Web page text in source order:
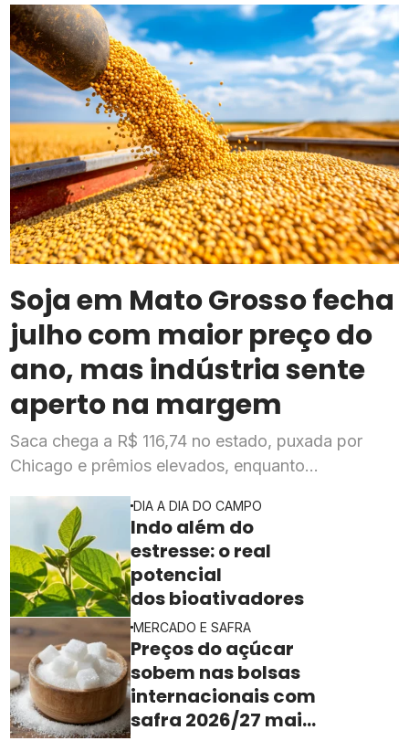
Soja em Mato Grosso fecha
julho com maior preço do
ano, mas indústria sente
aperto na margem
Saca chega a R$ 116,74 no estado, puxada por
Chicago e prêmios elevados, enquanto
rentabilidade
DIA A DIA DO CAMPO
Indo além do
estresse: o real
potencial
dos bioativadores
MERCADO E SAFRA
Preços do açúcar
sobem nas bolsas
internacionais com
safra 2026/27 mais